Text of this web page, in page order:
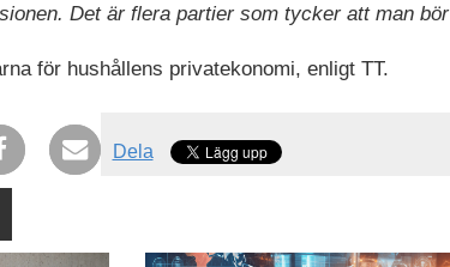
Det är flera partier som tycker att man bör
för hushållens privatekonomi, enligt TT.
Dela